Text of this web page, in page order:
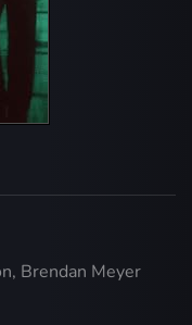
Brendan Meyer